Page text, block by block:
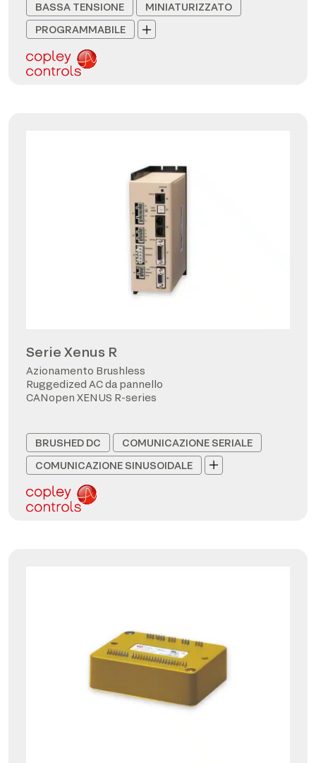
BASSA TENSIONE
MINIATURIZZATO
PROGRAMMABILE
Serie Xenus R
Azionamento Brushless
Ruggedized AC da pannello
CANopen XENUS R-series
BRUSHED DC
COMUNICAZIONE SERIALE
COMUNICAZIONE SINUSOIDALE